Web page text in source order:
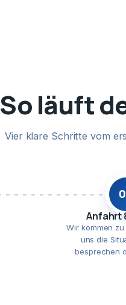
So läuft
Vier klare Schritte vom
Anfahrt
Wir kommen
uns die
besprechen